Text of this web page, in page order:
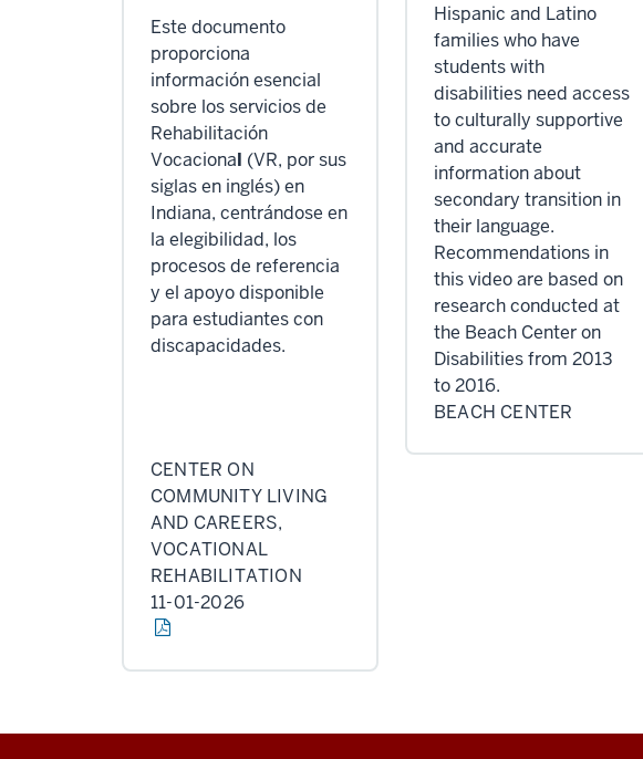
Este documento
proporciona
información esencial
sobre los servicios de
Rehabilitación
Vocacional (VR, por sus
siglas en inglés) en
Indiana, centrándose en
la elegibilidad, los
procesos de referencia
y el apoyo disponible
para estudiantes con
discapacidades.
CENTER ON
COMMUNITY LIVING
AND CAREERS,
VOCATIONAL
REHABILITATION
11-01-2026
Hispanic and Latino
families who have
students with
disabilities need access
to culturally supportive
and accurate
information about
secondary transition in
their language.
Recommendations in
this video are based on
research conducted at
the Beach Center on
Disabilities from 2013
to 2016.
BEACH CENTER